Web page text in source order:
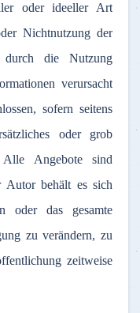
oder ideellerArt
Nichtnutzung der
durch dieNutzung
verursacht
,sofern seitens
oder
grob
Alle Angebote
sind
Autor behält es sich
oder das
gesamte
zu verändern,zu
zeitweise